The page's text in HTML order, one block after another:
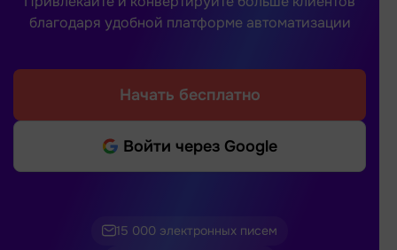
благодаря удобной платформе автоматизации
Начать бесплатно
Войти через Google
15 000 электронных писем